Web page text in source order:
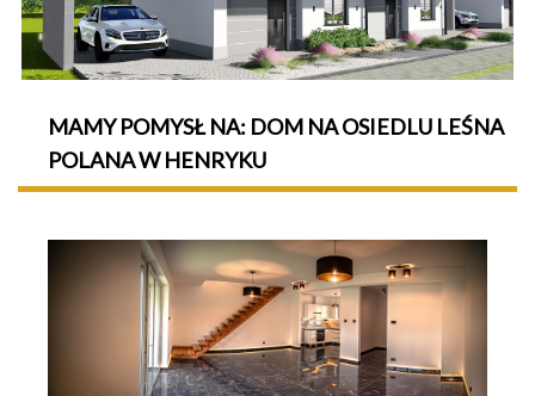
MAMY POMYSŁ NA: DOM NA OSIEDLU LEŚNA
POLANA W HENRYKU